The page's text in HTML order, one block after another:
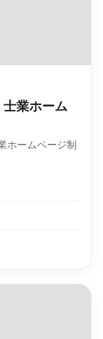
士業ホーム
ホームページ制